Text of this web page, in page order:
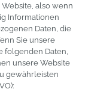
also wenn
Informationen
Daten, die
Sie unsere
folgenden Daten,
unsere Website
gewährleisten